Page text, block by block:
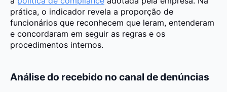
prática, o indicador revela a proporção de
funcionários que reconhecem que leram, entenderam
e concordaram em seguir as regras e os
procedimentos internos.
Análise do recebido no canal de denúncias